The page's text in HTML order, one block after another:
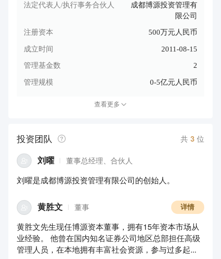
法定代表人/执行事务合伙人
成都博源投资管理有
限公司
注册资本 500万元人民币
成立时间 2011-08-15
管理基金数 2
管理规模 0-5亿元人民币
查看更多
投资团队 共 3 位
刘曜 董事总经理、合伙人
刘曜是成都博源投资管理有限公司的创始人。
黄胜文 董事
黄胜文先生现任博源资本董事，拥有15年资本市场从
业经验。 他曾在国内知名证券公司地区总部担任高级
管理人员，在本地拥有丰富社会资源，参与过多起...
详情